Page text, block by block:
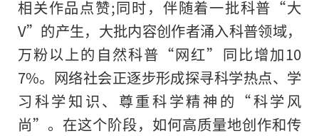
相关作品点赞;同时，伴随着一批科普“大
V”的产生，大批内容创作者涌入科普领域，
万粉以上的自然科普“网红”同比增加10
7%。网络社会正逐步形成探寻科学热点、学
习科学知识、尊重科学精神的“科学风
尚”。在这个阶段，如何高质量地创作和传